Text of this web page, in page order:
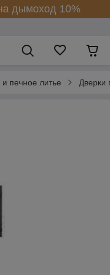
дымоход 10%
печное литье Дверки